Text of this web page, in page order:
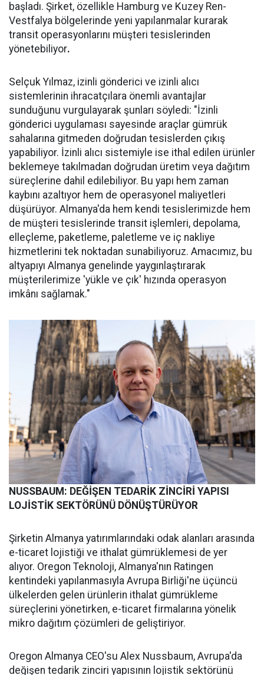
başladı. Şirket, özellikle Hamburg ve Kuzey Ren-
Vestfalya bölgelerinde yeni yapılanmalar kurarak
transit operasyonlarını müşteri tesislerinden
yönetebiliyor.
Selçuk Yılmaz, izinli gönderici ve izinli alıcı
sistemlerinin ihracatçılara önemli avantajlar
sunduğunu vurgulayarak şunları söyledi: "İzinli
gönderici uygulaması sayesinde araçlar gümrük
sahalarına gitmeden doğrudan tesislerden çıkış
yapabiliyor. İzinli alıcı sistemiyle ise ithal edilen ürünler
beklemeye takılmadan doğrudan üretim veya dağıtım
süreçlerine dahil edilebiliyor. Bu yapı hem zaman
kaybını azaltıyor hem de operasyonel maliyetleri
düşürüyor. Almanya'da hem kendi tesislerimizde hem
de müşteri tesislerinde transit işlemleri, depolama,
elleçleme, paketleme, paletleme ve iç nakliye
hizmetlerini tek noktadan sunabiliyoruz. Amacımız, bu
altyapıyı Almanya genelinde yaygınlaştırarak
müşterilerimize 'yükle ve çık' hızında operasyon
imkânı sağlamak."
NUSSBAUM: DEĞİŞEN TEDARİK ZİNCİRİ YAPISI
LOJİSTİK SEKTÖRÜNÜ DÖNÜŞTÜRÜYOR
Şirketin Almanya yatırımlarındaki odak alanları arasında
e-ticaret lojistiği ve ithalat gümrüklemesi de yer
alıyor. Oregon Teknoloji, Almanya'nın Ratingen
kentindeki yapılanmasıyla Avrupa Birliği'ne üçüncü
ülkelerden gelen ürünlerin ithalat gümrükleme
süreçlerini yönetirken, e-ticaret firmalarına yönelik
mikro dağıtım çözümleri de geliştiriyor.
Oregon Almanya CEO'su Alex Nussbaum, Avrupa'da
değişen tedarik zinciri yapısının lojistik sektörünü